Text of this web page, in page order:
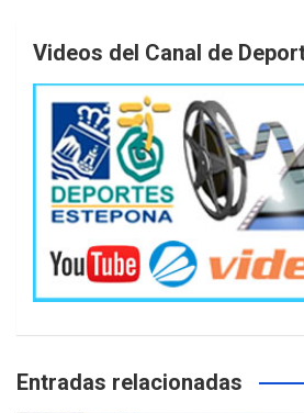
Videos del Canal de
Entradas relacionadas